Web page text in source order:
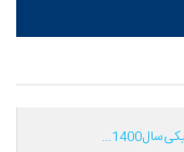
1400...